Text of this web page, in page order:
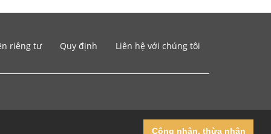
Công nhận, thừa nhận
riêng tư Quy định Liên hệ với chúng tôi